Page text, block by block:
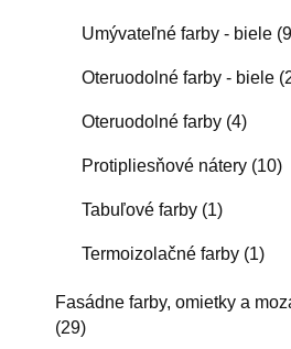
Umývateľné farby - biele
Oteruodolné farby - biele
Oteruodolné farby (4)
Protipliesňové nátery (10)
Tabuľové farby (1)
Termoizolačné farby (1)
Fasádne farby, omietky a
(29)